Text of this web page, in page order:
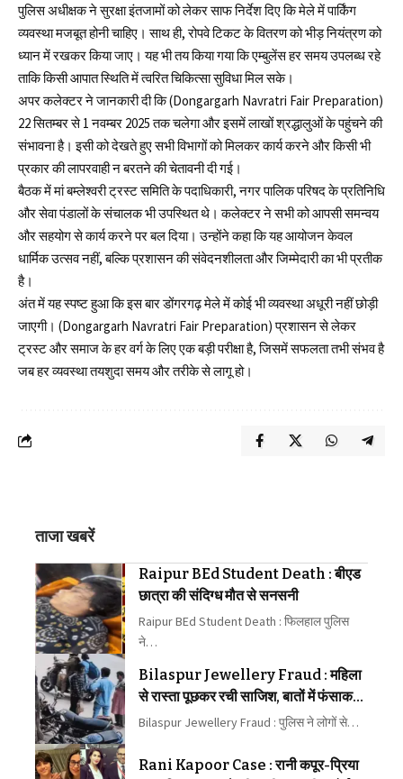
पुलिस अधीक्षक ने सुरक्षा इंतजामों को लेकर साफ निर्देश दिए कि मेले में पार्किंग
व्यवस्था मजबूत होनी चाहिए। साथ ही, रोपवे टिकट के वितरण को भीड़ नियंत्रण को
ध्यान में रखकर किया जाए। यह भी तय किया गया कि एम्बुलेंस हर समय उपलब्ध रहे
ताकि किसी आपात स्थिति में त्वरित चिकित्सा सुविधा मिल सके।
अपर कलेक्टर ने जानकारी दी कि (Dongargarh Navratri Fair Preparation)
22 सितम्बर से 1 नवम्बर 2025 तक चलेगा और इसमें लाखों श्रद्धालुओं के पहुंचने की
संभावना है। इसी को देखते हुए सभी विभागों को मिलकर कार्य करने और किसी भी
प्रकार की लापरवाही न बरतने की चेतावनी दी गई।
बैठक में मां बम्लेश्वरी ट्रस्ट समिति के पदाधिकारी, नगर पालिक परिषद के प्रतिनिधि
और सेवा पंडालों के संचालक भी उपस्थित थे। कलेक्टर ने सभी को आपसी समन्वय
और सहयोग से कार्य करने पर बल दिया। उन्होंने कहा कि यह आयोजन केवल
धार्मिक उत्सव नहीं, बल्कि प्रशासन की संवेदनशीलता और जिम्मेदारी का भी प्रतीक
है।
अंत में यह स्पष्ट हुआ कि इस बारडोंगरगढ़मेले में कोई भी व्यवस्था अधूरी नहीं छोड़ी
जाएगी। (Dongargarh Navratri Fair Preparation) प्रशासन से लेकर
ट्रस्ट और समाज के हर वर्ग के लिए एक बड़ी परीक्षा है, जिसमें सफलता तभी संभव है
जब हर व्यवस्था तयशुदा समय और तरीके से लागू हो।
ताजा खबरें
Raipur BEd Student Death : बीएड
छात्रा की संदिग्ध मौत से सनसनी
Raipur BEd Student Death : फिलहाल पुलिस
ने…
Bilaspur Jewellery Fraud : महिला
से रास्ता पूछकर रची साजिश, बातों में फंसाकर
जेवर लेकर भागे बदमाश
Bilaspur Jewellery Fraud : पुलिस ने लोगों से…
Rani Kapoor Case : रानी कपूर-प्रिया